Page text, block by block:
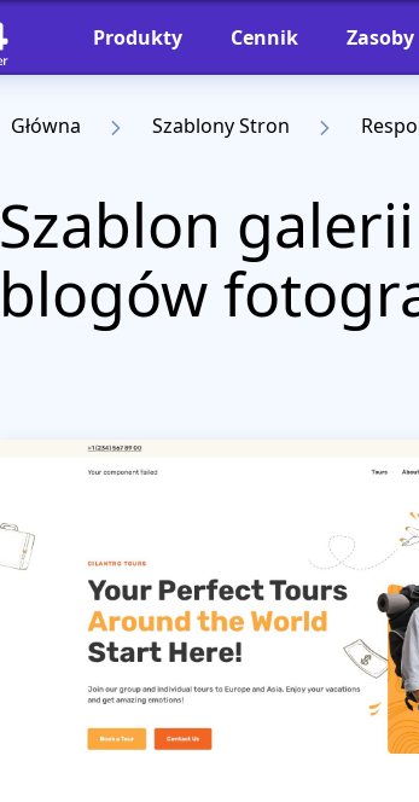
Produkty Cennik Zasoby
Główna Szablony Stron
Szablon
blogów